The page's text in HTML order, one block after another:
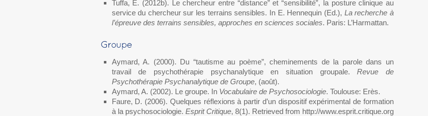
Tuffa, E. (2012b). Le chercheur entre “distance” et “sensibilité”, la posture clinique au
service du chercheur sur les terrains sensibles. In E. Hennequin (Ed.), La recherche à
l’épreuve des terrains sensibles, approches en sciences sociales. Paris: L’Harmattan.
Aymard, A. (2000). Du “tautisme au poème”, cheminements de la parole dans un
travail de psychothérapie psychanalytique en situation groupale.Revue de
Psychothérapie Psychanalytique de Groupe, (août).
Aymard, A. (2002). Le groupe. In Vocabulaire de Psychosociologie. Toulouse: Erès.
Faure, D. (2006). Quelques réflexions à partir d’un dispositif expérimental de formation
à la psychosociologie. Esprit Critique, 8(1). Retrieved from http://www.esprit.critique.org